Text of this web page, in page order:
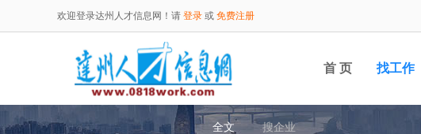
欢迎登录达州人才信息网！请 登录 或 免费注册
首 页 找工作
全文 搜企业